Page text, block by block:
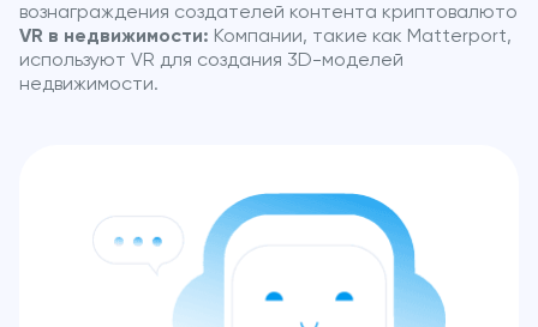
вознаграждения создателей контента криптовалюто
VR в недвижимости: Компании, такие как Matterport,
используют VR для создания 3D-моделей
недвижимости.